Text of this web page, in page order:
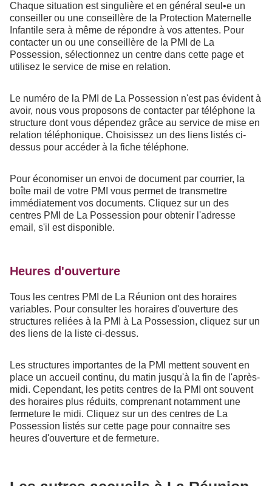
Chaque situation est singulière et en général seul•e un
conseiller ou une conseillère de la Protection Maternelle
Infantile sera à même de répondre à vos attentes. Pour
contacter un ou une conseillère de la PMI de La
Possession, sélectionnez un centre dans cette page et
utilisez le service de mise en relation.
Le numéro de la PMI de La Possession n'est pas évident à
avoir, nous vous proposons de contacter par téléphone la
structure dont vous dépendez grâce au service de mise en
relation téléphonique. Choisissez un des liens listés ci-
dessus pour accéder à la fiche téléphone.
Pour économiser un envoi de document par courrier, la
boîte mail de votre PMI vous permet de transmettre
immédiatement vos documents. Cliquez sur un des
centres PMI de La Possession pour obtenir l'adresse
email, s'il est disponible.
Heures d'ouverture
Tous les centres PMI de La Réunion ont des horaires
variables. Pour consulter les horaires d'ouverture des
structures reliées à la PMI à La Possession, cliquez sur un
des liens de la liste ci-dessus.
Les structures importantes de la PMI mettent souvent en
place un accueil continu, du matin jusqu'à la fin de l'après-
midi. Cependant, les petits centres de la PMI ont souvent
des horaires plus réduits, comprenant notamment une
fermeture le midi. Cliquez sur un des centres de La
Possession listés sur cette page pour connaitre ses
heures d'ouverture et de fermeture.